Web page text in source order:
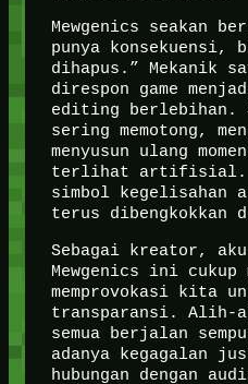
Mewgenics seakan
punya konsekuensi,
dihapus.” Mekanik
direspon game
editing berlebihan.
sering memotong,
menyusun ulang
terlihat artifisial.
simbol kegelisahan
terus dibengkokkan
Sebagai kreator,
Mewgenics ini cukup
memprovokasi kita
transparansi. Alih-
semua berjalan
adanya kegagalan
hubungan dengan